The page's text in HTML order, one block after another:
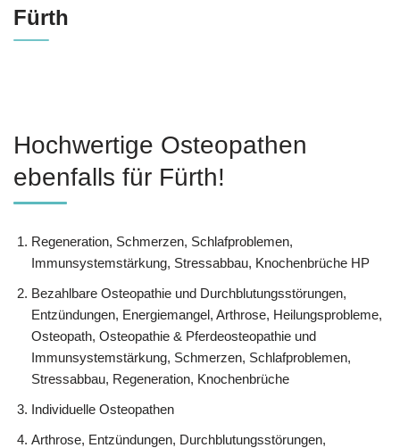
Fürth
Hochwertige Osteopathen
ebenfalls für Fürth!
Regeneration, Schmerzen, Schlafproblemen,
Immunsystemstärkung, Stressabbau, Knochenbrüche HP
Bezahlbare Osteopathie und Durchblutungsstörungen,
Entzündungen, Energiemangel, Arthrose, Heilungsprobleme,
Osteopath, Osteopathie & Pferdeosteopathie und
Immunsystemstärkung, Schmerzen, Schlafproblemen,
Stressabbau, Regeneration, Knochenbrüche
Individuelle Osteopathen
Arthrose, Entzündungen, Durchblutungsstörungen,